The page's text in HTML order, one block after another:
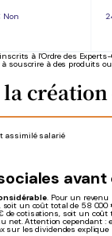
Non
à l'Ordre des
souscrire à des produits
assimilé salarié
. Pour un revenu
soit un coût total de 58 000
de cotisations, soit un coût
net. Attention cependant
les dividendes explique